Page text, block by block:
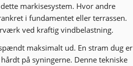
markisesystem. Hvor andre
i fundamentet eller terrassen.
ved kraftig vindbelastning.
maksimalt ud. En stram dug er
på syningerne. Denne tekniske